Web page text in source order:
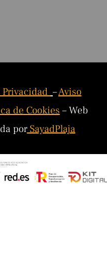
Privacidad–Aviso
de Cookies– Web
porSayadPlaja